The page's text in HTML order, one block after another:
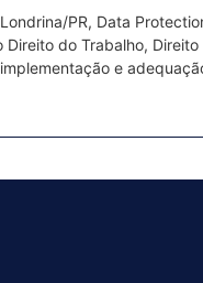
PR, Data
do Trabalho,
e